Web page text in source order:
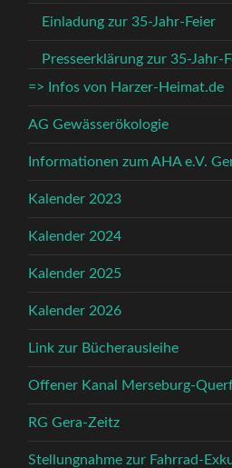
Einladung zur 35-Jahr-Feier
Presseerklärung zur 35-Jahr-
=> Infos von Harzer-Heimat.de
AG Gewässerökologie
Informationen zum AHA e.V.
Kalender 2023
Kalender 2024
Kalender 2025
Kalender 2026
Link zur Bücherausleihe
Offener Kanal Merseburg-
RG Gera-Zeitz
Stellungnahme zur Fahrrad-